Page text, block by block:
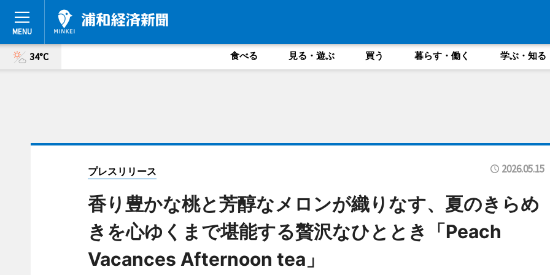
34°C 食べる 見る・遊ぶ 買う 暮らす・働く 学ぶ・知る
プレスリリース 2026.05.15
香り豊かな桃と芳醇なメロンが織りなす、夏のきらめ
きを心ゆくまで堪能する贅沢なひととき「Peach
Vacances Afternoon tea」